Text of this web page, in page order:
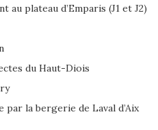
au plateau d’Emparis (J1 et J2)
du Haut-Diois
par la bergerie de Laval d’Aix